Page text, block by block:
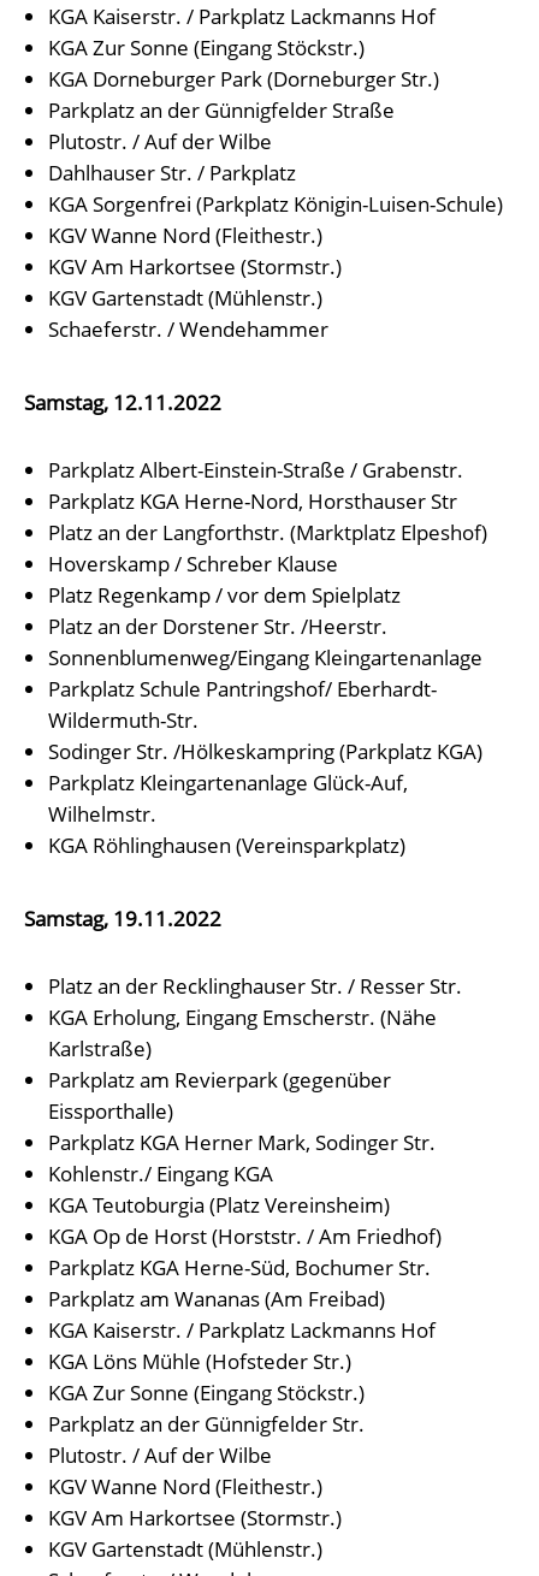
KGA Kaiserstr. / Parkplatz Lackmanns Hof
KGA Zur Sonne (Eingang Stöckstr.)
KGA Dorneburger Park (Dorneburger Str.)
Parkplatz an der Günnigfelder Straße
Plutostr. / Auf der Wilbe
Dahlhauser Str. / Parkplatz
KGA Sorgenfrei (Parkplatz Königin-Luisen-Schule)
KGV Wanne Nord (Fleithestr.)
KGV Am Harkortsee (Stormstr.)
KGV Gartenstadt (Mühlenstr.)
Schaeferstr. / Wendehammer
Samstag, 12.11.2022
Parkplatz Albert-Einstein-Straße / Grabenstr.
Parkplatz KGA Herne-Nord, Horsthauser Str
Platz an der Langforthstr. (Marktplatz Elpeshof)
Hoverskamp / Schreber Klause
Platz Regenkamp / vor dem Spielplatz
Platz an der Dorstener Str. /Heerstr.
Sonnenblumenweg/Eingang Kleingartenanlage
Parkplatz Schule Pantringshof/ Eberhardt-
Wildermuth-Str.
Sodinger Str. /Hölkeskampring (Parkplatz KGA)
Parkplatz Kleingartenanlage Glück-Auf,
Wilhelmstr.
KGA Röhlinghausen (Vereinsparkplatz)
Samstag, 19.11.2022
Platz an der Recklinghauser Str. / Resser Str.
KGA Erholung, Eingang Emscherstr. (Nähe
Karlstraße)
Parkplatz am Revierpark (gegenüber
Eissporthalle)
Parkplatz KGA Herner Mark, Sodinger Str.
Kohlenstr./ Eingang KGA
KGA Teutoburgia (Platz Vereinsheim)
KGA Op de Horst (Horststr. / Am Friedhof)
Parkplatz KGA Herne-Süd, Bochumer Str.
Parkplatz am Wananas (Am Freibad)
KGA Kaiserstr. / Parkplatz Lackmanns Hof
KGA Löns Mühle (Hofsteder Str.)
KGA Zur Sonne (Eingang Stöckstr.)
Parkplatz an der Günnigfelder Str.
Plutostr. / Auf der Wilbe
KGV Wanne Nord (Fleithestr.)
KGV Am Harkortsee (Stormstr.)
KGV Gartenstadt (Mühlenstr.)